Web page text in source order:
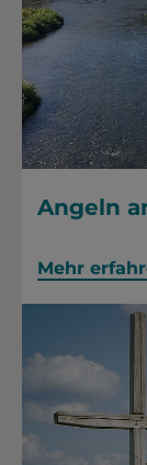
Angeln
Mehr